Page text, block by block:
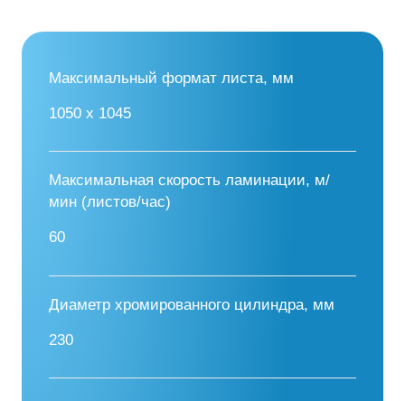
Максимальный формат листа, мм
1050 x 1045
Максимальная скорость ламинации, м/
мин (листов/час)
60
Диаметр хромированного цилиндра, мм
230